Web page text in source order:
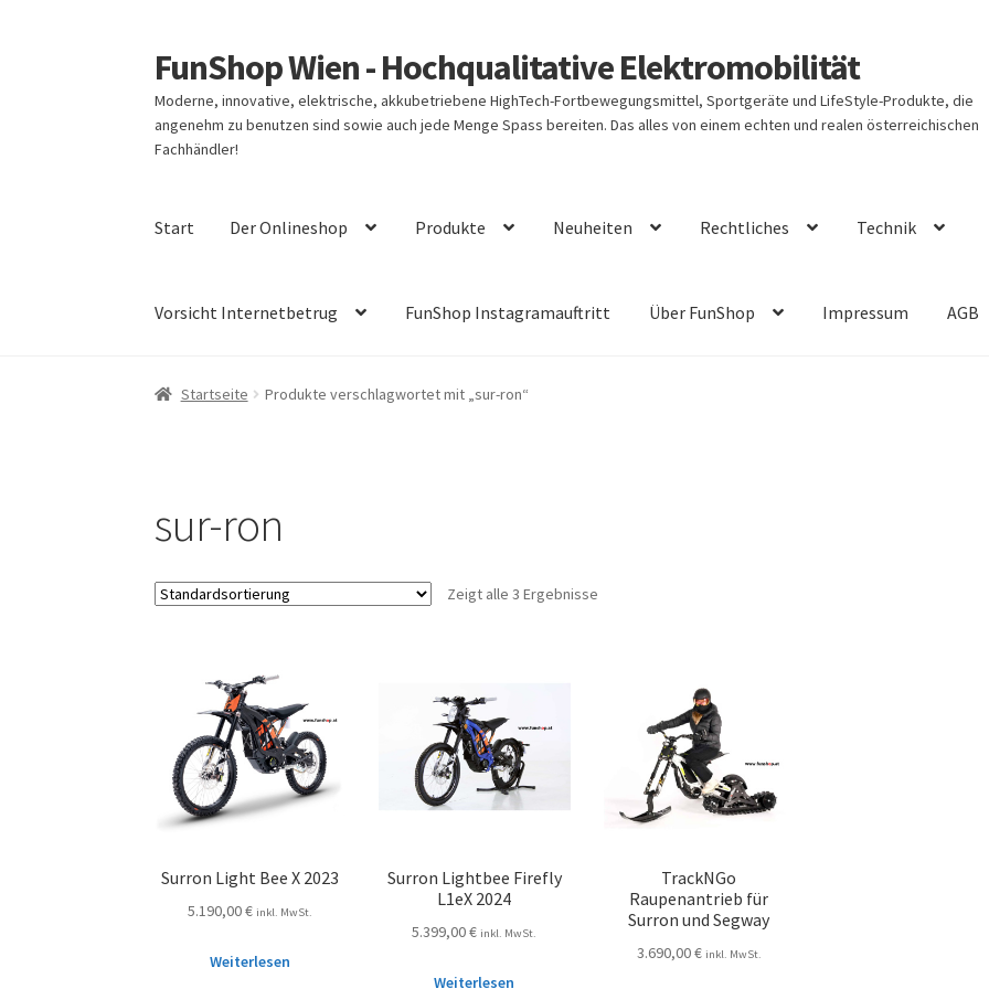
Zur
Navigation
springen
Zum
Inhalt
springen
FunShop Wien - Hochqualitative Elektromobilität
Moderne, innovative, elektrische, akkubetriebene HighTech-Fortbewegungsmittel, Sportgeräte und LifeStyle-Produkte, die
angenehm zu benutzen sind sowie auch jede Menge Spass bereiten. Das alles von einem echten und realen österreichischen
Fachhändler!
Start Der Onlineshop Produkte Neuheiten Rechtliches Technik
Vorsicht Internetbetrug FunShop Instagramauftritt Über FunShop Impressum AGB
Startseite Produkte verschlagwortet mit „sur-ron“
sur-ron
Zeigt alle 3 Ergebnisse
Surron Light Bee X 2023
5.190,00€ inkl. MwSt.
Weiterlesen
Surron Lightbee Firefly
L1eX 2024
5.399,00€ inkl. MwSt.
Weiterlesen
TrackNGo
Raupenantrieb für
Surron und Segway
3.690,00€ inkl. MwSt.